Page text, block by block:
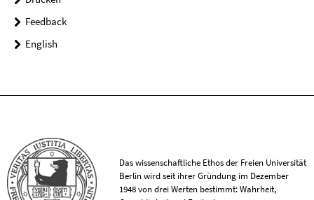
Feedback
English
Das wissenschaftliche Ethos der Freien Universität
Berlin wird seit ihrer Gründung im Dezember
1948 von drei Werten bestimmt: Wahrheit,